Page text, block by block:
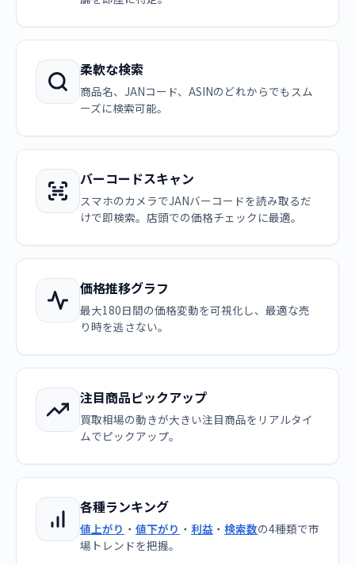
柔軟な検索
商品名、JANコード、ASINのどれからでもスム
ーズに検索可能。
バーコードスキャン
スマホのカメラでJANバーコードを読み取るだ
けで即検索。店頭での価格チェックに最適。
価格推移グラフ
最大180日間の価格変動を可視化し、最適な売
り時を逃さない。
注目商品ピックアップ
買取相場の動きが大きい注目商品をリアルタイ
ムでピックアップ。
各種ランキング
値上がり ・ 値下がり ・ 利益 ・ 検索数の4種類で市
場トレンドを把握。